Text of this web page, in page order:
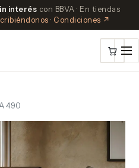
interés con BBVA · En tiendas
· Condiciones ↗
490